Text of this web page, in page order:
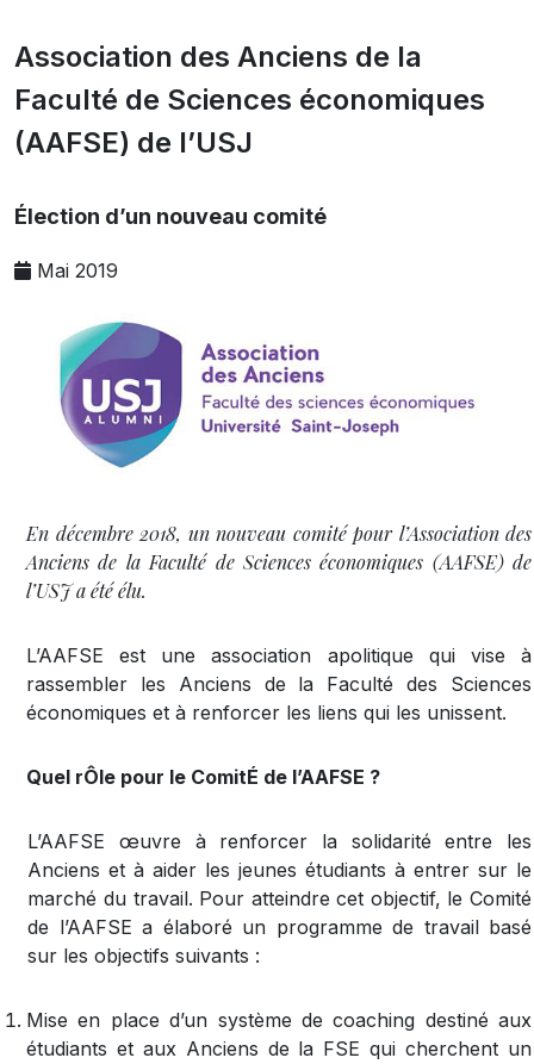
Association des Anciens de la
Faculté de Sciences économiques
(AAFSE) de l’USJ
Élection d’un nouveau comité
Mai 2019
En décembre 2018, un nouveau comité pour l’Association des
Anciens de la Faculté de Sciences économiques (AAFSE) de
l’USJ a été élu.
L’AAFSE est une association apolitique qui vise à
rassembler les Anciens de la Faculté des Sciences
économiques et à renforcer les liens qui les unissent.
Quel rÔle pour le ComitÉ de l’AAFSE ?
L’AAFSE œuvre à renforcer la solidarité entre les
Anciens et à aider les jeunes étudiants à entrer sur le
marché du travail. Pour atteindre cet objectif, le Comité
de l’AAFSE a élaboré un programme de travail basé
sur les objectifs suivants :
Mise en place d’un système de coaching destiné aux
étudiants et aux Anciens de la FSE qui cherchent un